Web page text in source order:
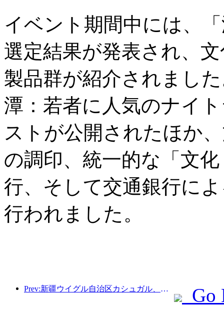
イベント期間中には、
選定結果が発表され、
製品群が紹介されまし
潭：若者に人気のナイ
ストが公開されたほか
の調印、統一的な「文
行、そして交通銀行に
行われました。
Prev:新疆ウイグル自治区カシュガル、民族間交流の促進に向けた観光振興イベントを開催 Go